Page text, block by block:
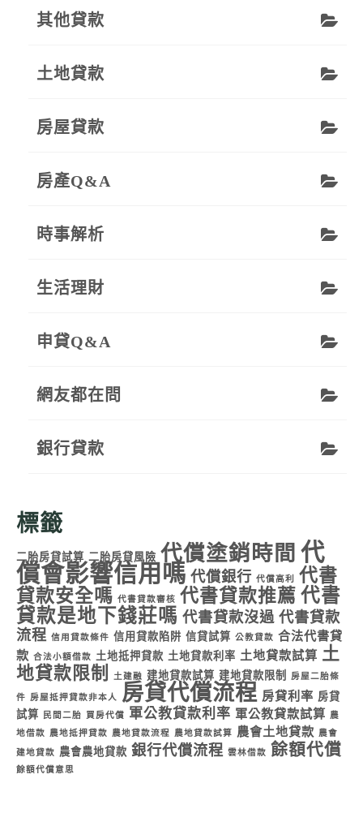
其他貸款
土地貸款
房屋貸款
房產Q&A
時事解析
生活理財
申貸Q&A
網友都在問
銀行貸款
標籤
二胎房貸試算 二胎房貸風險 代償塗銷時間 代
償會影響信用嗎 代償銀行 代償高利
代書
貸款安全嗎 代書貸款審核 代書貸款推薦 代書
貸款是地下錢莊嗎 代書貸款沒過 代書貸款
流程 信用貸款條件 信用貸款陷阱 信貸試算 公教貸款 合法代書貸
款 合法小額借款 土地抵押貸款 土地貸款利率 土地貸款試算 土
地貸款限制
土建融 建地貸款試算 建地貸款限制 房屋二胎條
件 房屋抵押貸款非本人 房貸代償流程 房貸利率 房貸
試算
民間二胎 買房代償 軍公教貸款利率 軍公教貸款試算
農
地借款
農地抵押貸款 農地貸款流程 農地貸款試算 農會土地貸款 農會
建地貸款 農會農地貸款 銀行代償流程 雲林借款 餘額代償
餘額代償意思